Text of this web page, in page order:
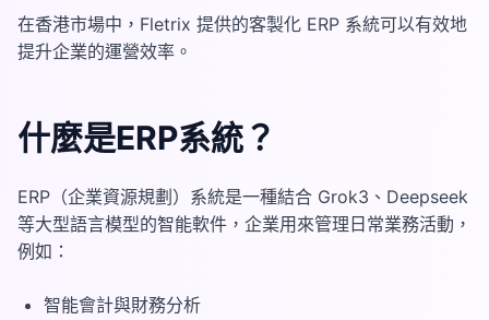
在香港市場中，Fletrix 提供的客製化 ERP 系統可以有效地
提升企業的運營效率。
什麼是ERP系統？
ERP（企業資源規劃）系統是一種結合 Grok3、Deepseek
等大型語言模型的智能軟件，企業用來管理日常業務活動，
例如：
智能會計與財務分析